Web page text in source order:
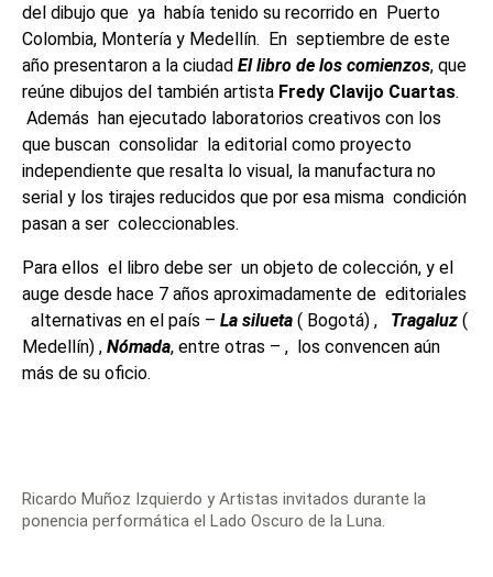
del dibujo que ya había tenido su recorrido en Puerto
Colombia, Montería y Medellín. En septiembre de este
año presentaron a la ciudad El libro de los comienzos, que
reúne dibujos del también artista Fredy Clavijo Cuartas.
Además han ejecutado laboratorios creativos con los
que buscan consolidar la editorial como proyecto
independiente que resalta lo visual, la manufactura no
serial y los tirajes reducidos que por esa misma condición
pasan a ser coleccionables.
Para ellos el libro debe ser un objeto de colección, y el
auge desde hace 7 años aproximadamente de editoriales
alternativas en el país – La silueta ( Bogotá) , Tragaluz (
Medellín) , Nómada, entre otras – , los convencen aún
más de su oficio.
Ricardo Muñoz Izquierdo y Artistas invitados durante la
ponencia performática el Lado Oscuro de la Luna.